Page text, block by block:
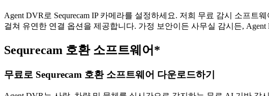
Agent DVR로 Sequrecam IP 카메라를 설정하세요. 저희 무료 감시 소프트
걸쳐 유연한 연결 옵션을 제공합니다. 가정 보안이든 사무실 감시든,
Sequrecam 호환 소프트웨어*
무료로 Sequrecam 호환 소프트웨어 다운로드하기